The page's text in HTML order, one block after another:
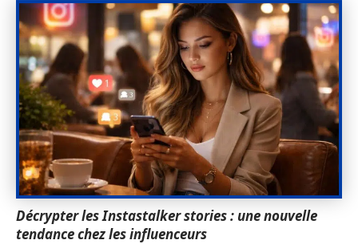
Décrypter les Instastalker stories : une nouvelle
tendance chez les influenceurs